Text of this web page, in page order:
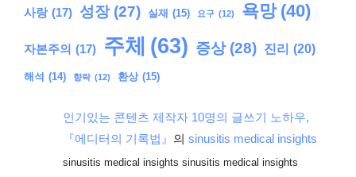
사랑 (17) 성장 (27) 실재 (15) 요구 (12) 욕망 (40)
자본주의 (17) 주체 (63) 증상 (28) 진리 (20)
해석 (14) 향락 (12) 환상 (15)
인기있는 콘텐츠 제작자 10명의 글쓰기 노하우,
『에디터의 기록법』 의 sinusitis medical insights
sinusitis medical insights sinusitis medical insights